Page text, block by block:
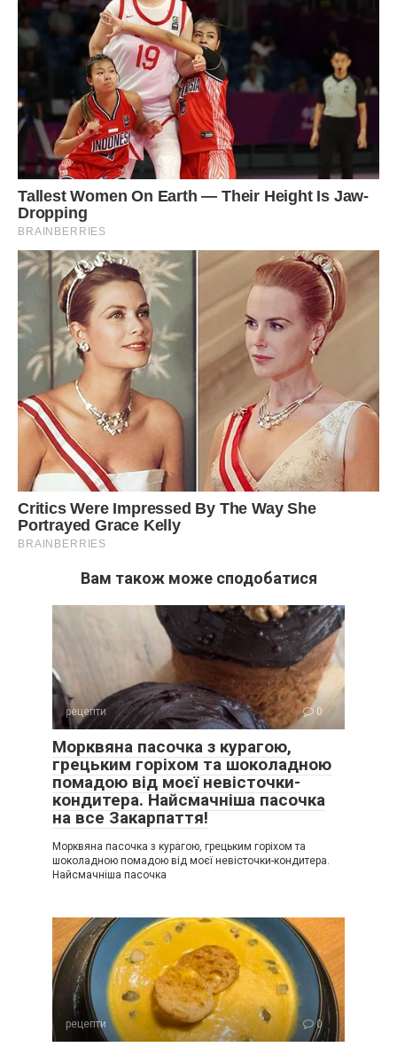
Вам також може сподобатися
рецепти 0
Морквяна пасочка з курагою,
грецьким горіхом та шоколадною
помадою від моєї невісточки-
кондитера. Найсмачніша пасочка
на все Закарпаття!
Морквяна пасочка з курагою, грецьким горіхом та
шоколадною помадою від моєї невісточки-кондитера.
Найсмачніша пасочка
рецепти 0